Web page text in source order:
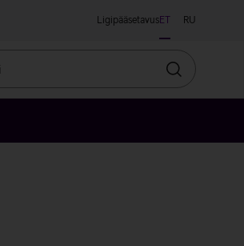
LigipääsetavusET RU
Otsin